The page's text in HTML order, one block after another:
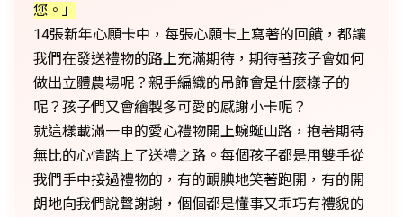
您。」
14張新年心願卡中，每張心願卡上寫著的回饋，都讓
我們在發送禮物的路上充滿期待，期待著孩子會如何
做出立體農場呢？親手編織的吊飾會是什麼樣子的
呢？孩子們又會繪製多可愛的感謝小卡呢？
就這樣載滿一車的愛心禮物開上蜿蜒山路，抱著期待
無比的心情踏上了送禮之路。每個孩子都是用雙手從
我們手中接過禮物的，有的靦腆地笑著跑開，有的開
朗地向我們說聲謝謝，個個都是懂事又乖巧有禮貌的